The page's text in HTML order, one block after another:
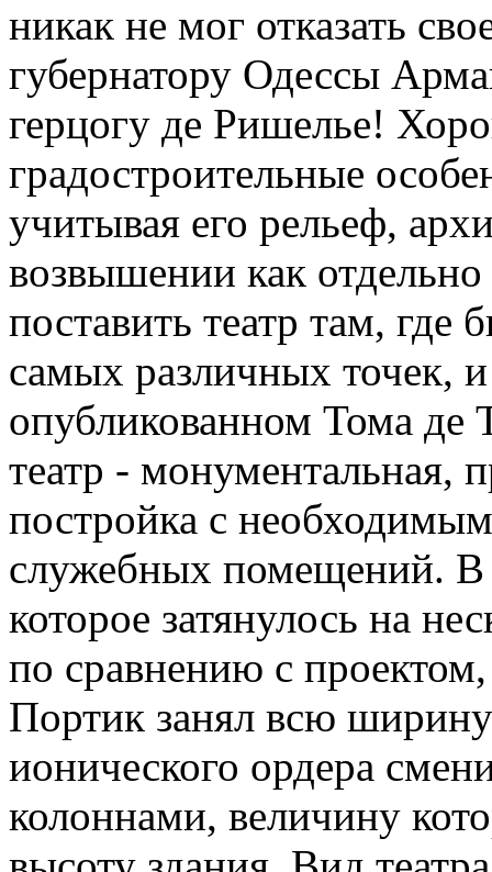
никак не мог отказать
губернатору Одессы
герцогу де Ришелье!
градостроительные
учитывая его рельеф,
возвышении как
поставить театр там, где
самых различных точек,
опубликованном Тома де
театр - монументальная,
постройка с
служебных помещений. В
которое затянулось на
по сравнению с
Портик занял всю
ионического ордера
колоннами, величину